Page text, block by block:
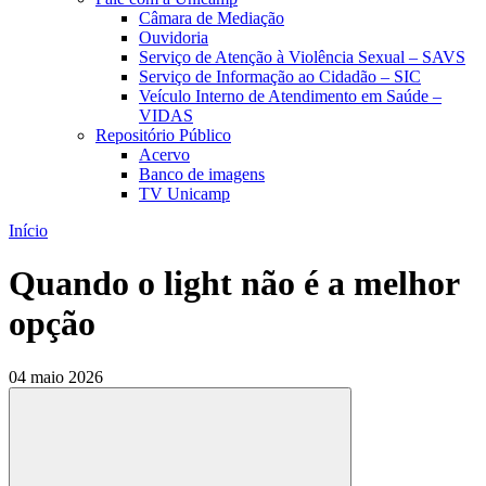
Câmara de Mediação
Ouvidoria
Serviço de Atenção à Violência Sexual – SAVS
Serviço de Informação ao Cidadão – SIC
Veículo Interno de Atendimento em Saúde –
VIDAS
Repositório Público
Acervo
Banco de imagens
TV Unicamp
Início
Quando o light não é a melhor
opção
04 maio 2026